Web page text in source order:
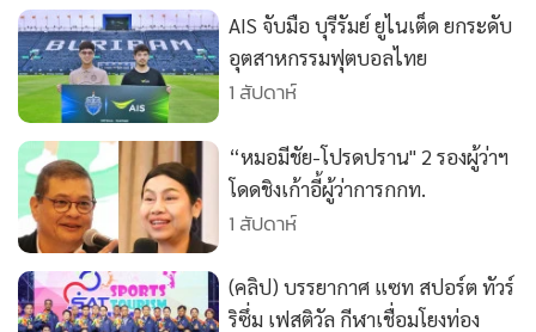
• เกม
• วิทยาศาสตร์
• SMEs
• หุ้น
• อินโดจีน
กองทุนรวม
• Celeb Online
• Factcheck
• ญี่ปุ่น
AIS จับมือ บุรีรัมย์ ยูไนเต็ด ยกระดับ
อุตสาหกรรมฟุตบอลไทย
1 สัปดาห์
“หมอมีชัย-โปรดปราน" 2 รองผู้ว่าฯ
โดดชิงเก้าอี้ผู้ว่าการกกท.
1 สัปดาห์
(คลิป) บรรยากาศ แซท สปอร์ต ทัวร์
ริซึ่ม เฟสติวัล กีฬาเชื่อมโยงท่อง